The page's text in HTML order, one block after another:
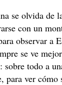
se olvida de
con un
observar a
se ve
sobre todo a
para ver cómo